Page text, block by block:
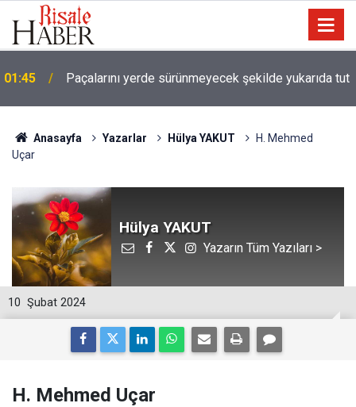
01:45 Paçalarını yerde sürünmeyecek şekilde yukarıda tut
Anasayfa Yazarlar Hülya YAKUT
H. Mehmed
Uçar
Hülya YAKUT
Yazarın Tüm Yazıları >
10 Şubat 2024
H. Mehmed Uçar